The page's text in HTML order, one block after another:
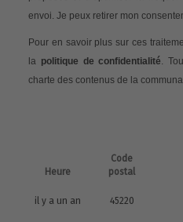
envoi. Je peux retirer mon
Pour en savoir plus sur ces
la politique de confidentialité .
charte des contenus de la
Heure
Code
postal
il y a un an 45220